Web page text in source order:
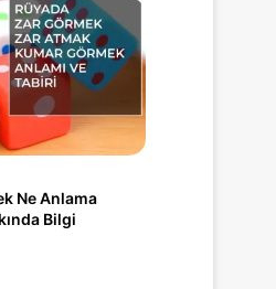
Ne Anlama
Bilgi